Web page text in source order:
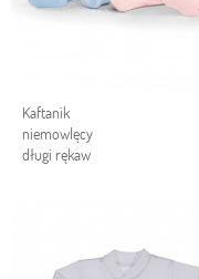
Kaftanik
niemowlęcy
długi rękaw